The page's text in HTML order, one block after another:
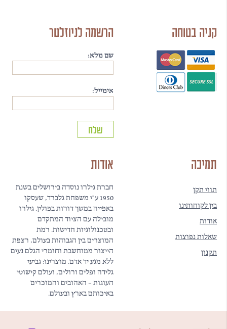
קניה בטוחה הרשמה לניוזלטר
שם מלא:
אימייל:
תמיכה
תווי תקן
בין לקוחותינו
אודות
שאלות נפוצות
תקנון
אודות
חברת גילרו נוסדה בירושלים בשנת
1950 ע"י משפחת גלברד, שעסקו
באפייה במשך דורות בפולין. גילרו
מובילה עם הציוד המתקדם
ובטכנולוגיות חדישות. רמת
המוצרים בין הגבוהות בעולם, רצפת
הייצור ממוחשבת וחומרי הגלם נעים
ללא מגע יד אדם. מוצרינו: גביעי
גלידה ופלים ורולים, ועולם קישוטי
העוגות – האהובים והמוכרים
באיכותם בארץ ובעולם.